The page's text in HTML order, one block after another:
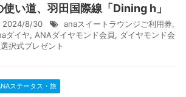
使い道、羽田国際線「Dining h」
2024/8/30 anaスイートラウンジご利用券,
ダイヤ, ANAダイヤモンド会員, ダイヤモンド会
択式プレゼント
ステータス・旅